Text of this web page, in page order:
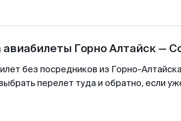
Горно Алтайск —
без посредников из Горно-
перелет туда и обратно, если